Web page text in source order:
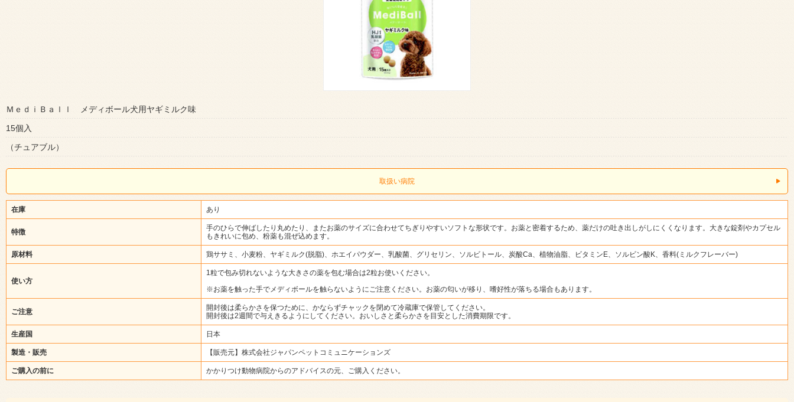
ＭｅｄｉＢａｌｌ メディボール犬用ヤギミルク味
15個入
（チュアブル）
取扱い病院
在庫 あり
特徴
手のひらで伸ばしたり丸めたり、またお薬のサイズに合わせてちぎりやすいソフトな形状です。お薬と密着するため、薬だけの吐き出しがしにくくなります。大きな錠剤やカプセル
もきれいに包め、粉薬も混ぜ込めます。
原材料 鶏ササミ、小麦粉、ヤギミルク(脱脂)、ホエイパウダー、乳酸菌、グリセリン、ソルビトール、炭酸Ca、植物油脂、ビタミンE、ソルビン酸K、香料(ミルクフレーバー)
使い方
1粒で包み切れないような大きさの薬を包む場合は2粒お使いください。
※お薬を触った手でメディボールを触らないようにご注意ください。お薬の匂いが移り、嗜好性が落ちる場合もあります。
ご注意
開封後は柔らかさを保つために、かならずチャックを閉めて冷蔵庫で保管してください。
開封後は2週間で与えきるようにしてください。おいしさと柔らかさを目安とした消費期限です。
生産国 日本
製造・販売 【販売元】株式会社ジャパンペットコミュニケーションズ
ご購入の前に かかりつけ動物病院からのアドバイスの元、ご購入ください。